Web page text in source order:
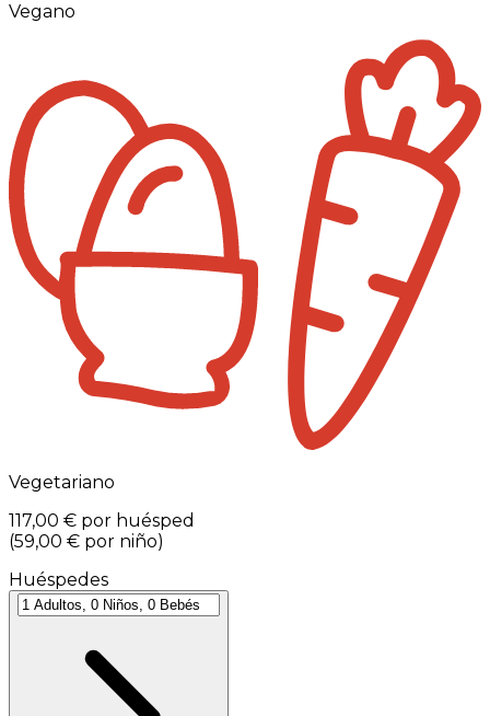
Vegano
Vegetariano
117,00 € por huésped
(59,00 € por niño)
Huéspedes